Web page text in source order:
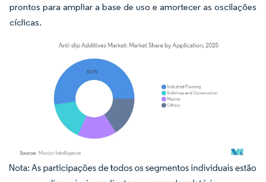
prontos para ampliar a base de uso e amortecer as oscilações
cíclicas.
Imagem © Mordor Intelligence. O reuso requer atribuição conforme CC BY 4.0.